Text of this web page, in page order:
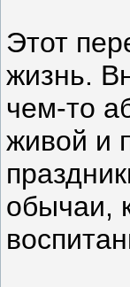
Этот
жизнь.
чем-то
живой и
обычаи,